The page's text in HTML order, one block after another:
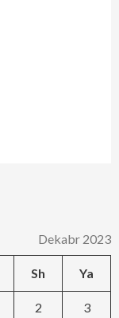
Dekabr 2023
Sh Ya
2 3